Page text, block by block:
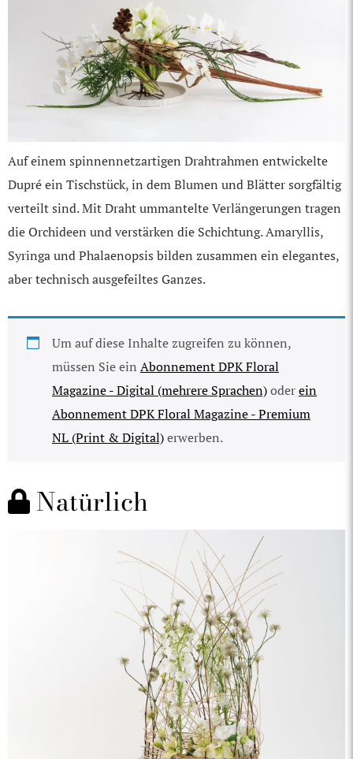
Auf einem spinnennetzartigen Drahtrahmen entwickelte
Dupré ein Tischstück, in dem Blumen und Blätter sorgfältig
verteilt sind. Mit Draht ummantelte Verlängerungen tragen
die Orchideen und verstärken die Schichtung. Amaryllis,
Syringa und Phalaenopsis bilden zusammen ein elegantes,
aber technisch ausgefeiltes Ganzes.
Um auf diese Inhalte zugreifen zu können,
müssen Sie ein Abonnement DPK Floral
Magazine - Digital (mehrere Sprachen)oderein
Abonnement DPK Floral Magazine - Premium
NL (Print & Digital)erwerben.
Natürlich